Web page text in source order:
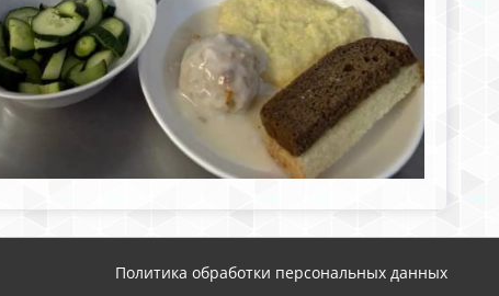
Политика обработки персональных данных